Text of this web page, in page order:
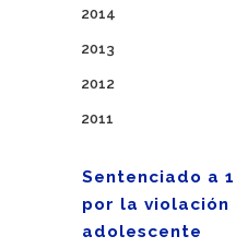
2014
2013
2012
2011
Sentenciado a
por la violación
adolescente